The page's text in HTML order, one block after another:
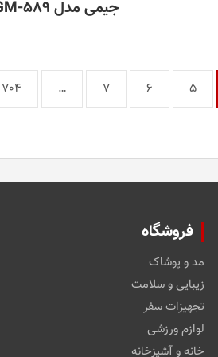
جیمی مدل GM-589
5
6
7
…
704
فروشگاه
مد و پوشاک
زیبایی و سلامت
تجهیزات سفر
لوازم ورزشی
خانه و آشپزخانه